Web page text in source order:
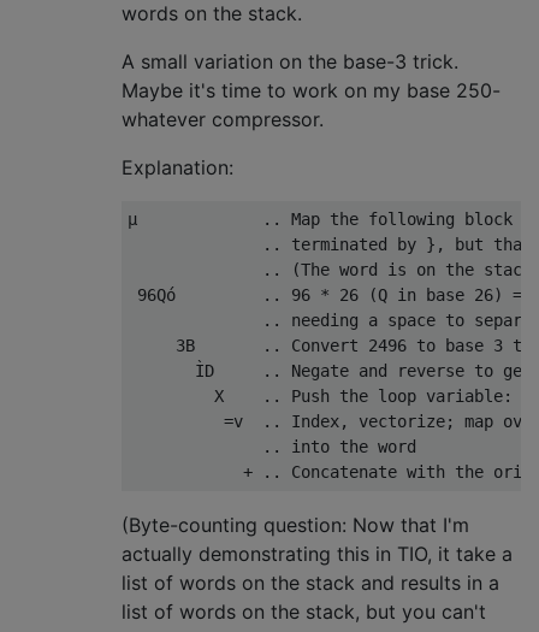
words on the stack.
A small variation on the base-3 trick.
Maybe it's time to work on my base 250-
whatever compressor.
Explanation:
μ             .. Map the following block
.. terminated by }, but
.. (The word is on the stack
96Qó         .. 96 * 26 (Q in base 26) =
.. needing a space to
3B       .. Convert 2496 to base 3
ÌD     .. Negate and reverse to
X    .. Push the loop variable:
=v  .. Index, vectorize; map
              .. into the word
(Byte-counting question: Now that I'm
actually demonstrating this in TIO, it take a
list of words on the stack and results in a
list of words on the stack, but you can't